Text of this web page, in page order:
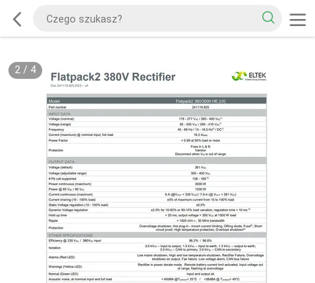
2/ 4